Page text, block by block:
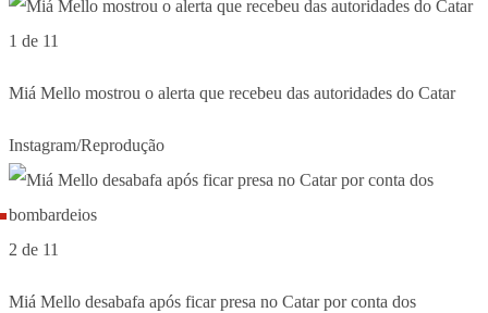
1 de 11
Miá Mello mostrou o alerta que recebeu das autoridades do Catar
Instagram/Reprodução
2 de 11
Miá Mello desabafa após ficar presa no Catar por conta dos